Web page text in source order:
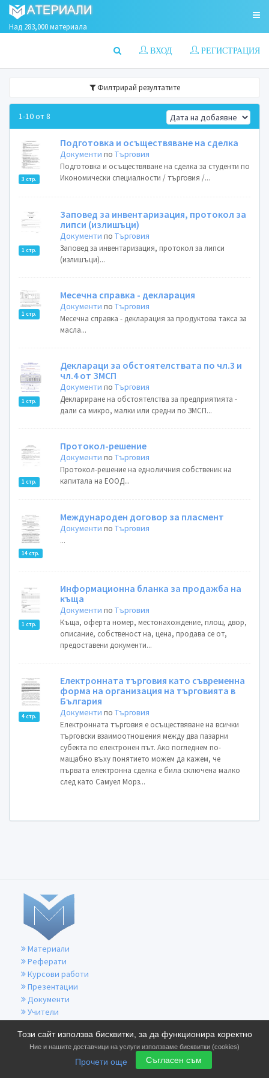
Над 283,000 материала
РЕГИСТРАЦИЯ
ВХОД
Филтрирай резултатите
1-10 от 8
3 стр.
Подготовка и осъществяване на сделка
Документи поТърговия
Подготовка и осъществяване на сделка за студенти по
Икономически специалности / търговия /...
1 стр.
Заповед за инвентаризация, протокол за
липси (излишъци)
Документи поТърговия
Заповед за инвентаризация, протокол за липси
(излишъци)...
1 стр.
Месечна справка - декларация
Документи поТърговия
Месечна справка - декларация за продуктова такса за
масла...
1 стр.
Деклараци за обстоятелствата по чл.3 и
чл.4 от ЗМСП
Документи поТърговия
Деклариране на обстоятелства за предприятията -
дали са микро, малки или средни по ЗМСП...
1 стр.
Протокол-решение
Документи поТърговия
Протокол-решение на едноличния собственик на
капитала на ЕООД...
14 стр.
Международен договор за пласмент
Документи поТърговия
...
1 стр.
Информационна бланка за продажба на
къща
Документи поТърговия
Къща, оферта номер, местонахождение, площ, двор,
описание, собственост на, цена, продава се от,
предоставени документи...
4 стр.
Eлектронната търговия като съвременна
форма на организация на търговията в
България
Документи поТърговия
Електронната търговия е осъществяване на всички
търговски взаимоотношения между два пазарни
субекта по електронен път. Ако погледнем по-
мащабно въху понятието можем да кажем, че
първата електронна сделка е била сключена малко
след като Самуел Морз...
Този сайт използва бисквитки, за да функционира коректно
Ние и нашите доставчици на услуги използваме бисквитки (cookies)
Прочети още Съгласен съм
Материали
Реферати
Курсови работи
Презентации
Документи
Учители
Общи условия
Политика за бисквитките
Политика за поверителност